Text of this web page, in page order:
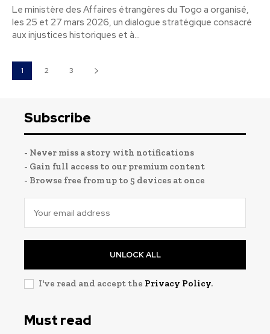
Le ministère des Affaires étrangères du Togo a organisé,
les 25 et 27 mars 2026, un dialogue stratégique consacré
aux injustices historiques et à...
1 2 3
Subscribe
- Never miss a story with notifications
- Gain full access to our premium content
- Browse free from up to 5 devices at once
UNLOCK ALL
I've read and accept the Privacy Policy.
Must read